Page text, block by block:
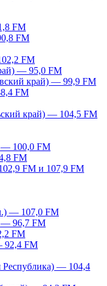
FM
FM
FM
— 95,0 FM
край) — 99,9 FM
FM
край) — 104,5 FM
— 100,0 FM
FM
FM и 107,9 FM
— 107,0 FM
— 96,7 FM
FM
92,4 FM
Республика) — 104,4